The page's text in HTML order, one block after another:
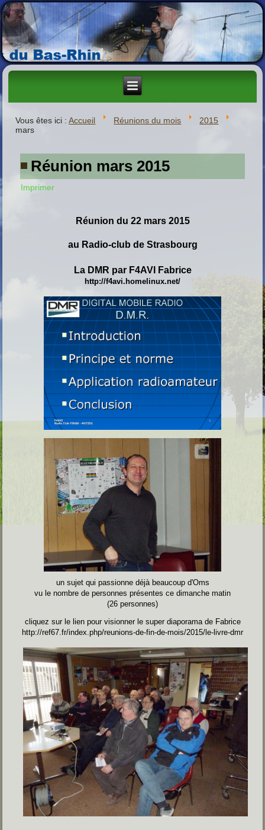
Vous êtes ici :Accueil Réunions du mois
2015
mars
Réunion mars 2015
Imprimer
Réunion du 22 mars 2015
au Radio-club de Strasbourg
La DMR par F4AVI Fabrice
http://f4avi.homelinux.net/
un sujet qui passionne déjà beaucoup d'Oms
vu le nombre de personnes présentes ce dimanche matin
(26 personnes)
cliquez sur le lien pour visionner le super diaporama de Fabrice
http://ref67.fr/index.php/reunions-de-fin-de-mois/2015/le-livre-dmr